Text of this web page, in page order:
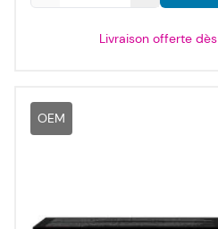
Livraison offerte dès
OEM